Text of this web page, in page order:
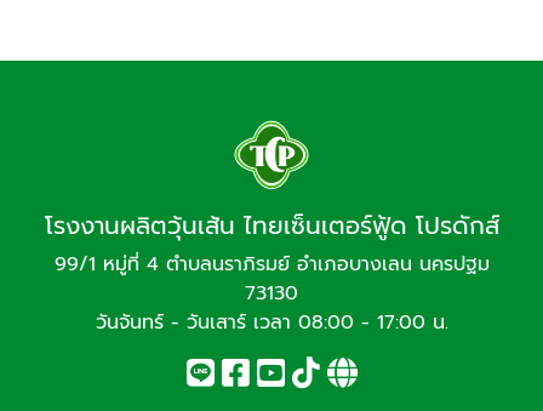
โรงงานผลิตวุ้นเส้น ไทยเซ็นเตอร์ฟู้ด โปรดักส์
99/1 หมู่ที่ 4 ตำบลนราภิรมย์ อำเภอบางเลน นครปฐม
73130
วันจันทร์ - วันเสาร์ เวลา 08:00 - 17:00 น.